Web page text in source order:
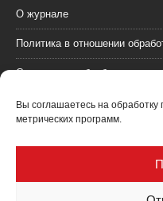
Вы соглашаетесь на
метрических программ.
О журнале
Политика в отношении
Согласие на обработку
Пользовательское